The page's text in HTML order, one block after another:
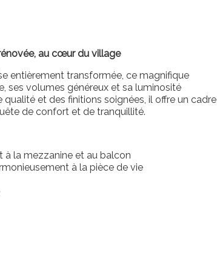
au cœur du village
entièrement transformée, ce magnifique
ses volumes généreux et sa luminosité
et des finitions soignées, il offre un cadre
de confort et de tranquillité.
à la mezzanine et au balcon
à la pièce de vie